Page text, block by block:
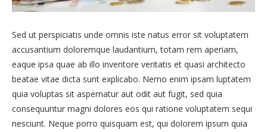
Sed ut perspiciatis unde omnis iste natus error sit voluptatem
accusantium doloremque laudantium, totam rem aperiam,
eaque ipsa quae ab illo inventore veritatis et quasi architecto
beatae vitae dicta sunt explicabo. Nemo enim ipsam luptatem
quia voluptas sit aspernatur aut odit aut fugit, sed quia
consequuntur magni dolores eos qui ratione voluptatem sequi
nesciunt. Neque porro quisquam est, qui dolorem ipsum quia